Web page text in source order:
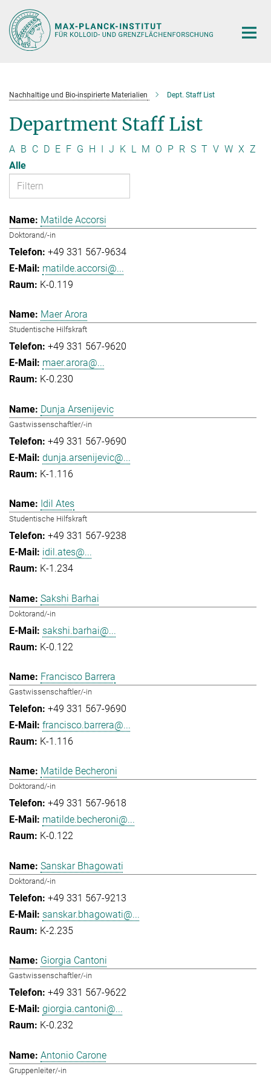
Hauptinhalt
Nachhaltige und Bio-inspirierte Materialien Dept. Staff List
Department Staff List
A B C D E F G H I J K L M O P R S T V W X Z
Alle
Matilde Accorsi
Doktorand/-in
+49 331 567-9634
matilde.accorsi@...
K-0.119
Maer Arora
Studentische Hilfskraft
+49 331 567-9620
maer.arora@...
K-0.230
Dunja Arsenijevic
Gastwissenschaftler/-in
+49 331 567-9690
dunja.arsenijevic@...
K-1.116
Idil Ates
Studentische Hilfskraft
+49 331 567-9238
idil.ates@...
K-1.234
Sakshi Barhai
Doktorand/-in
sakshi.barhai@...
K-0.122
Francisco Barrera
Gastwissenschaftler/-in
+49 331 567-9690
francisco.barrera@...
K-1.116
Matilde Becheroni
Doktorand/-in
+49 331 567-9618
matilde.becheroni@...
K-0.122
Sanskar Bhagowati
Doktorand/-in
+49 331 567-9213
sanskar.bhagowati@...
K-2.235
Giorgia Cantoni
Gastwissenschaftler/-in
+49 331 567-9622
giorgia.cantoni@...
K-0.232
Antonio Carone
Gruppenleiter/-in